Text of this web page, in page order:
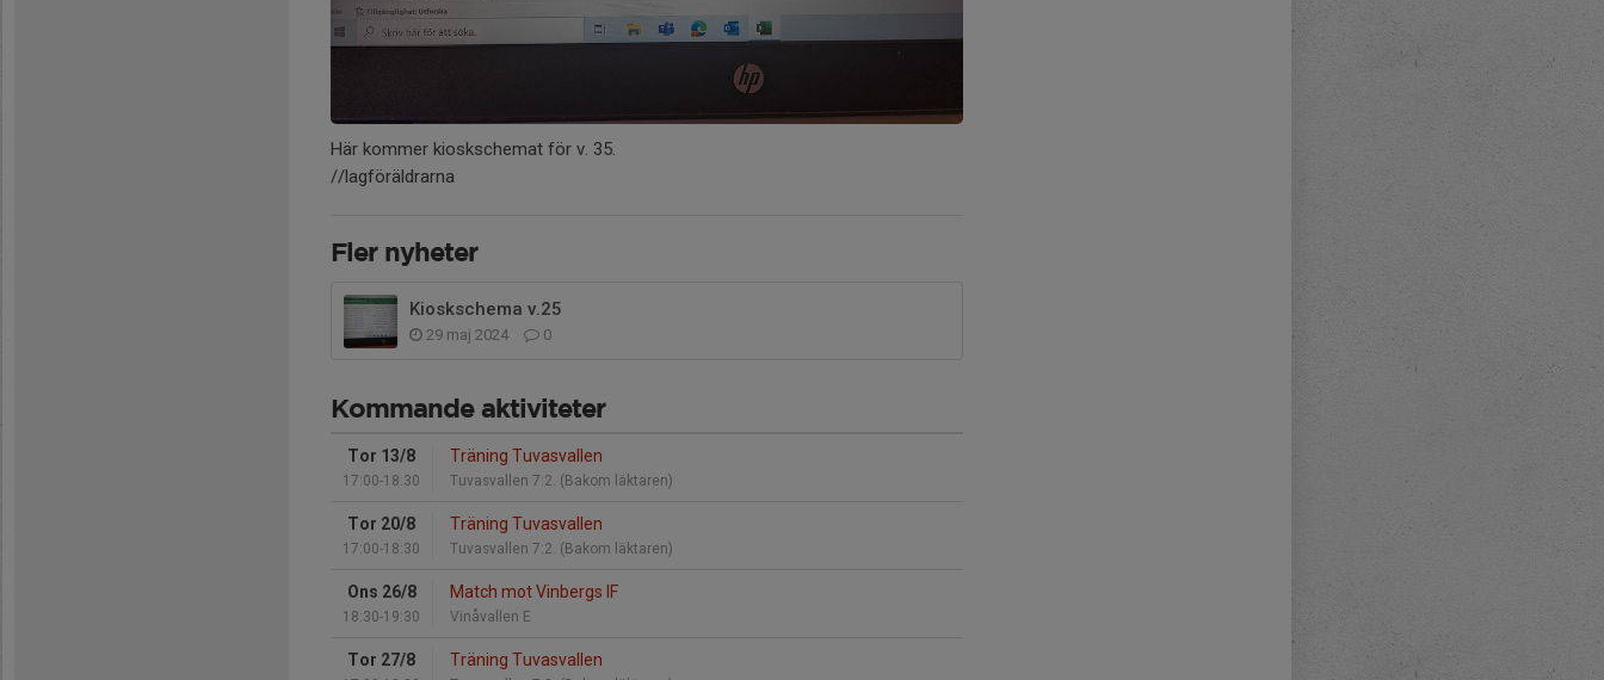
Här kommer kioskschemat för v. 35.
//lagföräldrarna
Fler nyheter
Kioskschema v.25
29 maj 2024 0
Kommande aktiviteter
Tor 13/8
17:00-18:30
Träning Tuvasvallen
Tuvasvallen 7:2. (Bakom läktaren)
Tor 20/8
17:00-18:30
Träning Tuvasvallen
Tuvasvallen 7:2. (Bakom läktaren)
Ons 26/8
18:30-19:30
Match mot Vinbergs IF
Vinåvallen E
Tor 27/8 Träning Tuvasvallen